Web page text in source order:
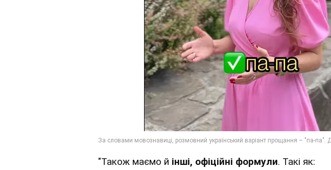
"Також маємо й інші, офіційні формули. Такі як: